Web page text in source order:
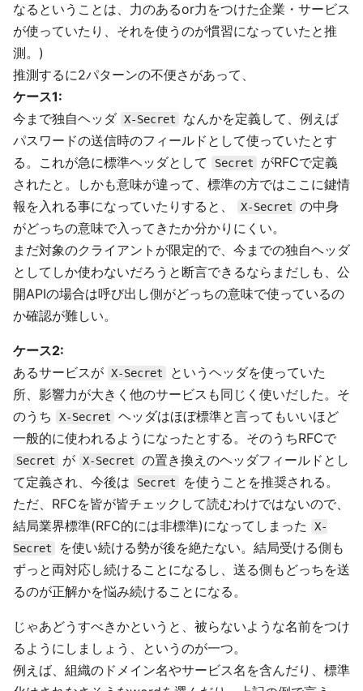
なるということは、力のあるor力をつけた企業・サービス
が使っていたり、それを使うのが慣習になっていたと推
測。)
推測するに2パターンの不便さがあって、
ケース1:
今まで独自ヘッダ X-Secret
なんかを定義して、例えば
パスワードの送信時のフィールドとして使っていたとす
る。これが急に標準ヘッダとして
Secret
がRFCで定義
されたと。しかも意味が違って、標準の方ではここに鍵情
報を入れる事になっていたりすると、
X-Secret
の中身
がどっちの意味で入ってきたか分かりにくい。
まだ対象のクライアントが限定的で、今までの独自ヘッダ
としてしか使わないだろうと断言できるならまだしも、公
開APIの場合は呼び出し側がどっちの意味で使っているの
か確認が難しい。
ケース2:
あるサービスが X-Secret
というヘッダを使っていた
所、影響力が大きく他のサービスも同じく使いだした。そ
のうち
X-Secret
ヘッダはほぼ標準と言ってもいいほど
一般的に使われるようになったとする。そのうちRFCで
Secret が X-Secret
の置き換えのヘッダフィールドとし
て定義され、今後は
Secret
を使うことを推奨される。
ただ、RFCを皆が皆チェックして読むわけではないので、
結局業界標準(RFC的には非標準)になってしまった
X-
Secret
を使い続ける勢が後を絶たない。結局受ける側も
ずっと両対応し続けることになるし、送る側もどっちを送
るのが正解かを悩み続けることになる。
じゃあどうすべきかというと、被らないような名前をつけ
るようにしましょう、というのが一つ。
例えば、組織のドメイン名やサービス名を含んだり、標準